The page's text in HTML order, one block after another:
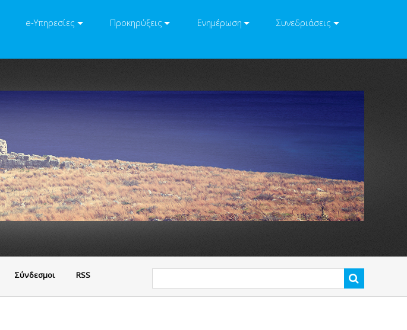
e-Υπηρεσίες Προκηρύξεις Ενημέρωση
Συνεδριάσεις
Σύνδεσμοι RSS